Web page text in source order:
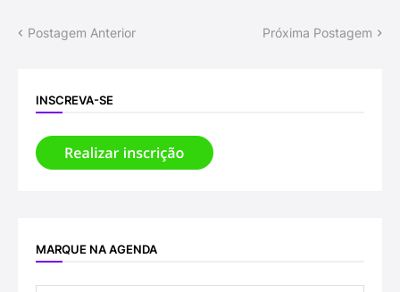
Postagem Anterior Próxima Postagem
INSCREVA-SE
MARQUE NA AGENDA